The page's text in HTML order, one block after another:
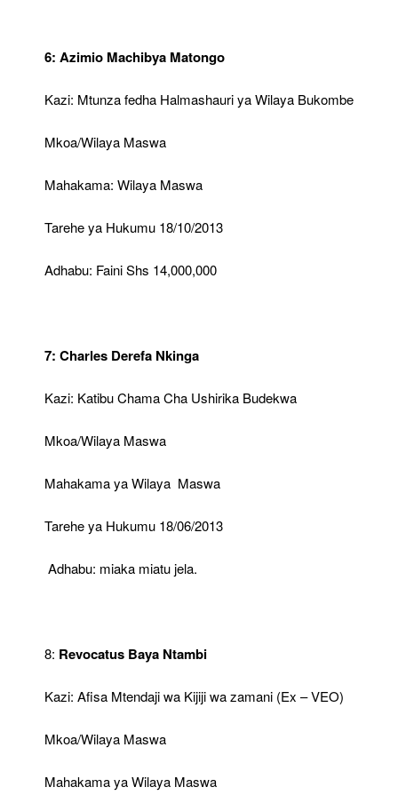
6: Azimio Machibya Matongo
Kazi: Mtunza fedha Halmashauri ya Wilaya Bukombe
Mkoa/Wilaya Maswa
Mahakama: Wilaya Maswa
Tarehe ya Hukumu 18/10/2013
Adhabu: Faini Shs 14,000,000
7: Charles Derefa Nkinga
Kazi: Katibu Chama Cha Ushirika Budekwa
Mkoa/Wilaya Maswa
Mahakama ya Wilaya Maswa
Tarehe ya Hukumu 18/06/2013
Adhabu: miaka miatu jela.
8: Revocatus Baya Ntambi
Kazi: Afisa Mtendaji wa Kijiji wa zamani (Ex – VEO)
Mkoa/Wilaya Maswa
Mahakama ya Wilaya Maswa